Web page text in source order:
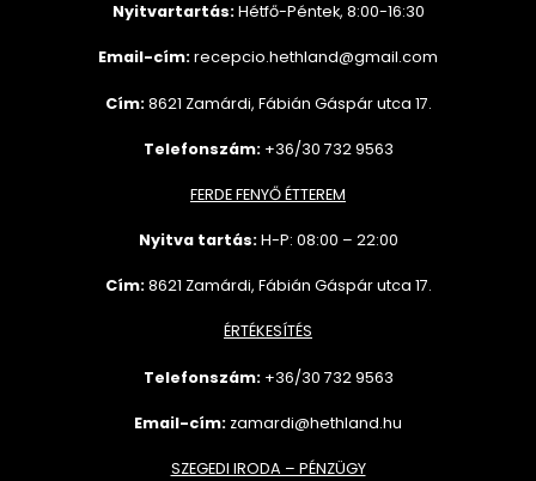
Nyitvartartás:Hétfő-Péntek, 8:00-16:30
Email-cím:recepcio.hethland@gmail.com
Cím:8621 Zamárdi, Fábián Gáspár utca 17.
Telefonszám: +36/30 732 9563
FERDE FENYŐ ÉTTEREM
Nyitva tartás:H-P: 08:00 – 22:00
Cím:8621 Zamárdi, Fábián Gáspár utca 17.
ÉRTÉKESÍTÉS
Telefonszám: +36/30 7329563
Email-cím: zamardi@hethland.hu
SZEGEDI IRODA – PÉNZÜGY